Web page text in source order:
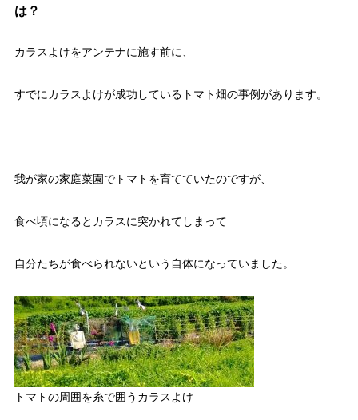
は？
カラスよけをアンテナに施す前に、
すでにカラスよけが成功しているトマト畑の事例があります。
我が家の家庭菜園でトマトを育てていたのですが、
食べ頃になるとカラスに突かれてしまって
自分たちが食べられないという自体になっていました。
トマトの周囲を糸で囲うカラスよけ